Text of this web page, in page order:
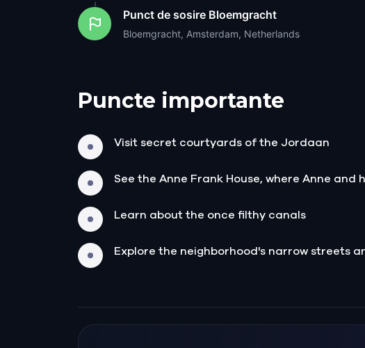
Punct de sosire Bloemgracht
Bloemgracht, Amsterdam, Netherlands
Puncte importante
Visit secret courtyards of the Jordaan
See the Anne Frank House, where Anne and
Learn about the once filthy canals
Explore the neighborhood's narrow streets